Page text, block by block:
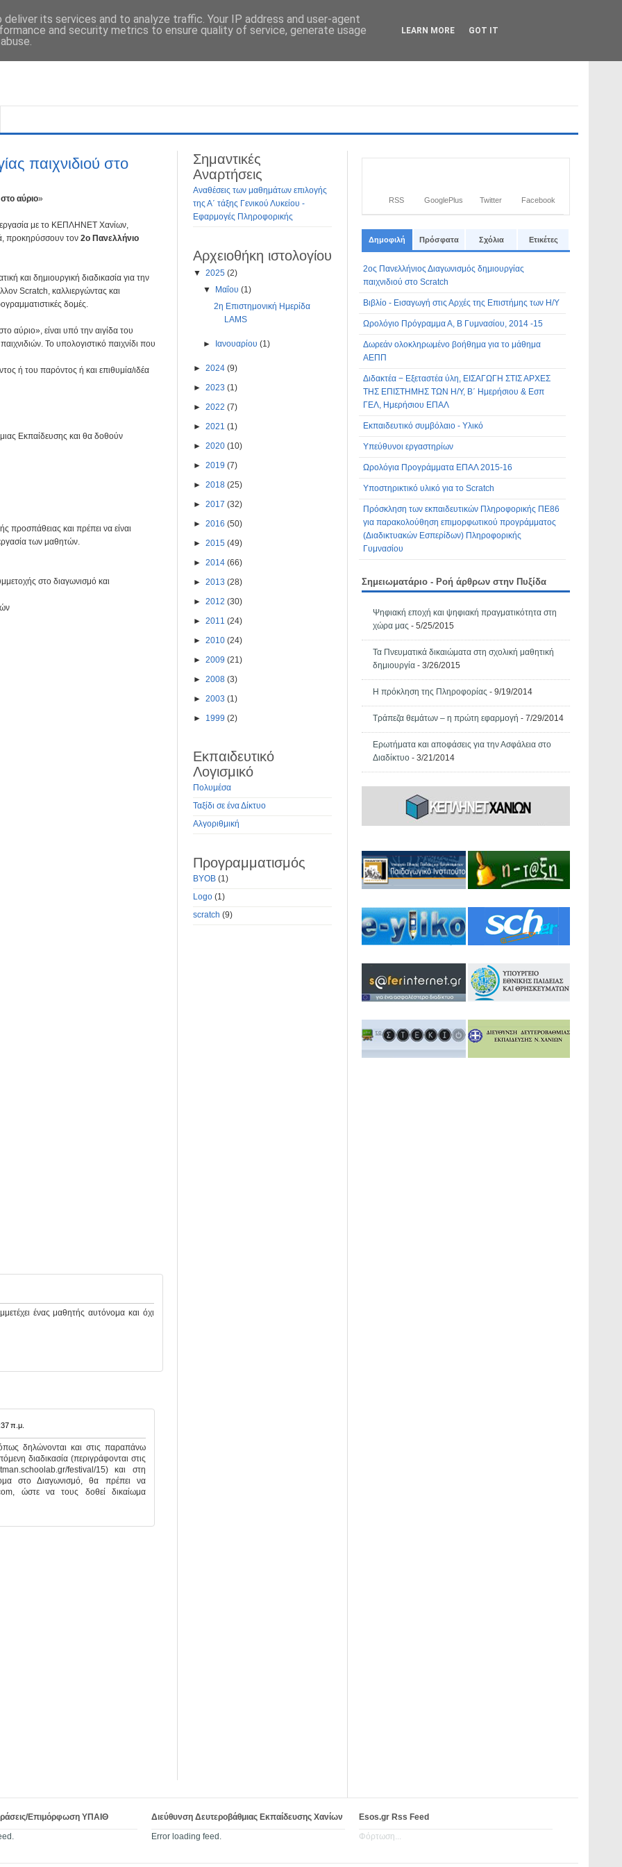
παιχνιδιού στο
αύριο»
με το ΚΕΠΛΗΝΕΤ Χανίων,
προκηρύσσουν τον 2ο Πανελλήνιο
και δημιουργική διαδικασία για την
Scratch, καλλιεργώντας και
δομές.
αύριο», είναι υπό την αιγίδα του
Το υπολογιστικό παιχνίδι που
ή του παρόντος ή και επιθυμία/ιδέα
Εκπαίδευσης και θα δοθούν
προσπάθειας και πρέπει να είναι
των μαθητών.
στο διαγωνισμό και
ένας μαθητής αυτόνομα και όχι
π.μ.
δηλώνονται και στις παραπάνω
διαδικασία (περιγράφονται στις
festival/15) και στη
στο Διαγωνισμό, θα πρέπει να
ώστε να τους δοθεί δικαίωμα
Σημαντικές
Αναρτήσεις
Αναθέσεις των μαθημάτων επιλογής
της Α΄ τάξης Γενικού Λυκείου -
Εφαρμογές Πληροφορικής
Αρχειοθήκη ιστολογίου
▼ 2025 (2)
▼
Μαΐου(1)
2η Επιστημονική Ημερίδα
LAMS
► Ιανουαρίου(1)
► 2024 (9)
► 2023 (1)
► 2022 (7)
► 2021 (1)
► 2020 (10)
► 2019 (7)
► 2018 (25)
► 2017 (32)
► 2016 (50)
► 2015 (49)
► 2014 (66)
► 2013 (28)
► 2012 (30)
► 2011 (24)
► 2010 (24)
► 2009 (21)
► 2008 (3)
► 2003 (1)
► 1999 (2)
Εκπαιδευτικό
Λογισμικό
Πολυμέσα
Ταξίδι σε ένα Δίκτυο
Αλγοριθμική
Προγραμματισμός
BYOB (1)
Logo (1)
scratch (9)
RSS GooglePlus Twitter Facebook
Δημοφιλή Πρόσφατα Σχόλια Ετικέτες
2ος Πανελλήνιος Διαγωνισμός δημιουργίας
παιχνιδιού στο Scratch
Βιβλίο - Εισαγωγή στις Αρχές της Επιστήμης των Η/Υ
Ωρολόγιο Πρόγραμμα Α, Β Γυμνασίου, 2014 -15
Δωρεάν ολοκληρωμένο βοήθημα για το μάθημα
ΑΕΠΠ
Διδακτέα − Εξεταστέα ύλη, ΕΙΣΑΓΩΓΗ ΣΤΙΣ ΑΡΧΕΣ
ΤΗΣ ΕΠΙΣΤΗΜΗΣ ΤΩΝ Η/Υ, Β΄ Ημερήσιου & Εσπ
ΓΕΛ, Ημερήσιου ΕΠΑΛ
Εκπαιδευτικό συμβόλαιο - Υλικό
Υπεύθυνοι εργαστηρίων
Ωρολόγια Προγράμματα ΕΠΑΛ 2015-16
Υποστηρικτικό υλικό για το Scratch
Πρόσκληση των εκπαιδευτικών Πληροφορικής ΠΕ86
για παρακολούθηση επιμορφωτικού προγράμματος
(Διαδικτυακών Εσπερίδων) Πληροφορικής
Γυμνασίου
Σημειωματάριο - Ροή άρθρων στην Πυξίδα
Ψηφιακή εποχή και ψηφιακή πραγματικότητα στη
χώρα μας - 5/25/2015
Τα Πνευματικά δικαιώματα στη σχολική μαθητική
δημιουργία - 3/26/2015
Η πρόκληση της Πληροφορίας - 9/19/2014
Τράπεζα θεμάτων – η πρώτη εφαρμογή - 7/29/2014
Ερωτήματα και αποφάσεις για την Ασφάλεια στο
Διαδίκτυο - 3/21/2014
Επιμόρφωση ΥΠΑΙΘ
Διεύθυνση Δευτεροβάθμιας Εκπαίδευσης Χανίων
Error loading feed.
Esos.gr Rss Feed
Φόρτωση...
its services and to analyze traffic. Your IP address and user-agent
and security metrics to ensure quality of service, generate usage
LEARN MORE GOT IT